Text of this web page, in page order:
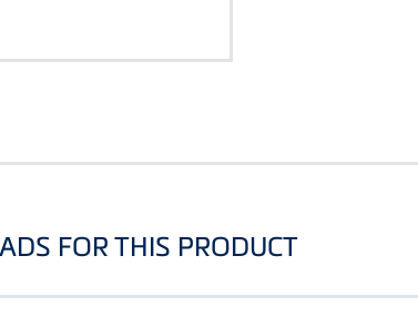
FOR THIS PRODUCT